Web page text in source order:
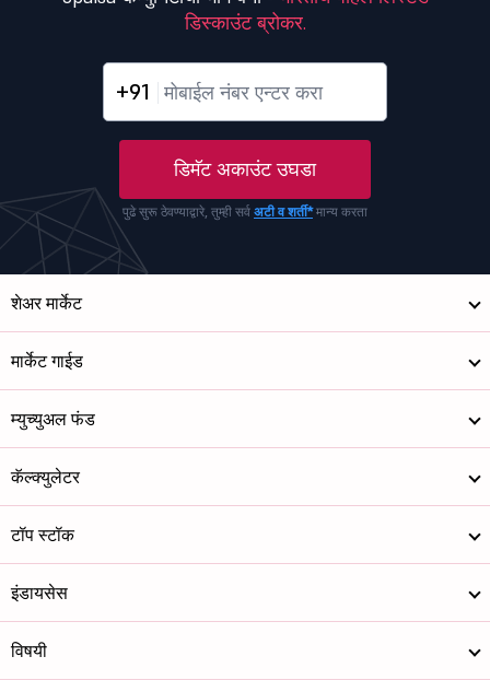
डिस्काउंट ब्रोकर.
+91
डिमॅट अकाउंट उघडा
पुढे सुरू ठेवण्याद्वारे, तुम्ही सर्व अटी व शर्ती*मान्य करता
शेअर मार्केट
मार्केट गाईड
म्युच्युअल फंड
कॅल्क्युलेटर
टॉप स्टॉक
इंडायसेस
विषयी